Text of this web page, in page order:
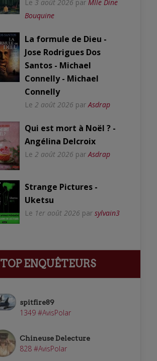
Le 3 août 2026 par Mlle Dine
Bouquine
La formule de Dieu -
Jose Rodrigues Dos
Santos - Michael
Connelly - Michael
Connelly
Le 2 août 2026 par Asdrap
Qui est mort à Noël ? -
Angélina Delcroix
Le 2 août 2026 par Asdrap
Strange Pictures -
Uketsu
Le 1er août 2026 par sylvain3
TOP ENQUÊTEURS
spitfire89
1349 #AvisPolar
Chineuse Delecture
828 #AvisPolar